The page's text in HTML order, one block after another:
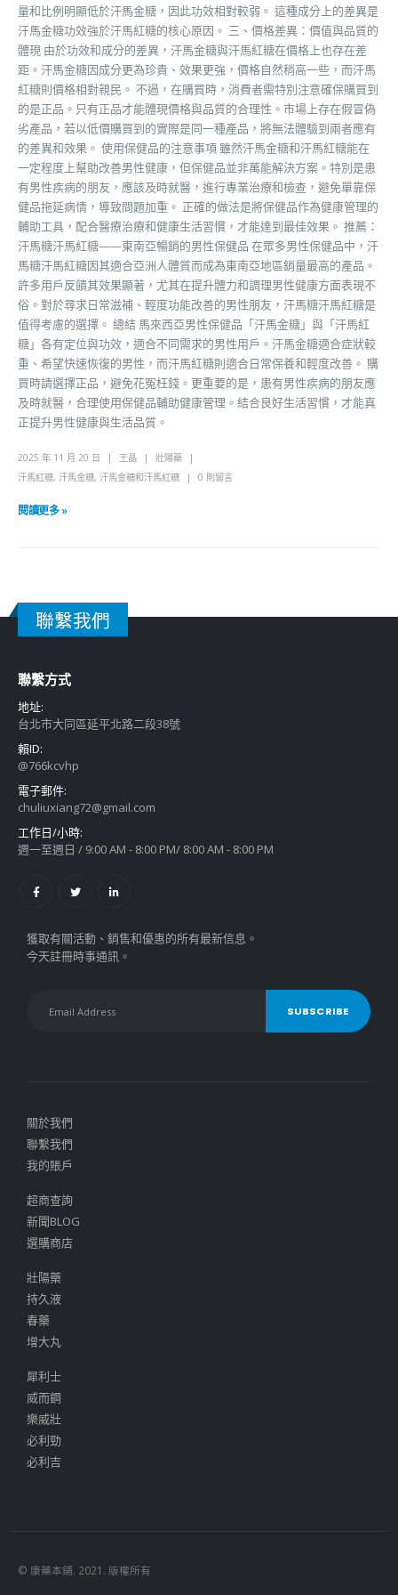
量和比例明顯低於汗馬金糖，因此功效相對較弱。 這種成分上的差異是
汗馬金糖功效強於汗馬紅糖的核心原因。 三、價格差異：價值與品質的
體現 由於功效和成分的差異，汗馬金糖與汗馬紅糖在價格上也存在差
距。汗馬金糖因成分更為珍貴、效果更強，價格自然稍高一些，而汗馬
紅糖則價格相對親民。 不過，在購買時，消費者需特別注意確保購買到
的是正品。只有正品才能體現價格與品質的合理性。市場上存在假冒偽
劣產品，若以低價購買到的實際是同一種產品，將無法體驗到兩者應有
的差異和效果。 使用保健品的注意事項 雖然汗馬金糖和汗馬紅糖能在
一定程度上幫助改善男性健康，但保健品並非萬能解決方案。特別是患
有男性疾病的朋友，應該及時就醫，進行專業治療和檢查，避免單靠保
健品拖延病情，導致問題加重。 正確的做法是將保健品作為健康管理的
輔助工具，配合醫療治療和健康生活習慣，才能達到最佳效果。 推薦：
汗馬糖汗馬紅糖——東南亞暢銷的男性保健品 在眾多男性保健品中，汗
馬糖汗馬紅糖因其適合亞洲人體質而成為東南亞地區銷量最高的產品。
許多用戶反饋其效果顯著，尤其在提升體力和調理男性健康方面表現不
俗。對於尋求日常滋補、輕度功能改善的男性朋友，汗馬糖汗馬紅糖是
值得考慮的選擇。 總結 馬來西亞男性保健品「汗馬金糖」與「汗馬紅
糖」各有定位與功效，適合不同需求的男性用戶。汗馬金糖適合症狀較
重、希望快速恢復的男性，而汗馬紅糖則適合日常保養和輕度改善。 購
買時請選擇正品，避免花冤枉錢。更重要的是，患有男性疾病的朋友應
及時就醫，合理使用保健品輔助健康管理。結合良好生活習慣，才能真
正提升男性健康與生活品質。
2025 年 11 月 20 日 王晶
壯陽藥
汗馬紅糖, 汗馬金糖, 汗馬金糖和汗馬紅糖 0 則留言
閱讀更多 »
聯繫我們
聯繫方式
地址:
台北市大同區延平北路二段38號
賴ID:
@766kcvhp
電子郵件:
chuliuxiang72@gmail.com
工作日/小時:
週一至週日 / 9:00 AM - 8:00 PM/ 8:00 AM - 8:00 PM
獲取有關活動、銷售和優惠的所有最新信息。
今天註冊時事通訊。
關於我們
聯繫我們
我的賬戶
超商查詢
新聞BLOG
選購商店
壯陽藥
持久液
春藥
增大丸
犀利士
威而鋼
樂威壯
必利勁
必利吉
© 康藥本鋪. 2021. 版權所有